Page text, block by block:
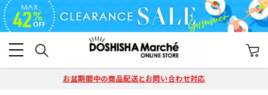
お盆期間中の商品配送とお問い合わせ対応